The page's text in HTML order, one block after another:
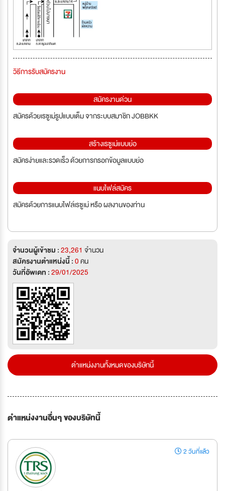
วิธีการรับสมัครงาน
สมัครงานด่วน
สมัครด้วยเรซูเม่รูปแบบเต็ม จากระบบสมาชิก JOBBKK
สร้างเรซูเม่แบบย่อ
สมัครง่ายและรวดเร็ว ด้วยการกรอกข้อมูลแบบย่อ
แนบไฟล์สมัคร
สมัครด้วยการแนบไฟล์เรซูเม่ หรือ ผลงานของท่าน
จำนวนผู้เข้าชม :23,261 จำนวน
สมัครงานตำแหน่งนี้ :0คน
วันที่อัพเดท :29/01/2025
ตำแหน่งงานทั้งหมดของบริษัทนี้
ตำแหน่งงานอื่นๆ ของบริษัทนี้
2 วันที่แล้ว